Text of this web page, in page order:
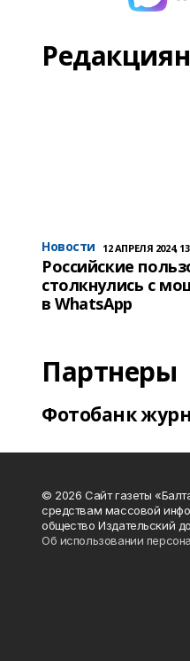
Новости 12 АПРЕЛЯ 2024,
Российские
столкнулись с
в WhatsApp
Партнеры
Фотобанк
© 2026 Сайт газеты
средствам массовой
общество Издательский
Об использовании